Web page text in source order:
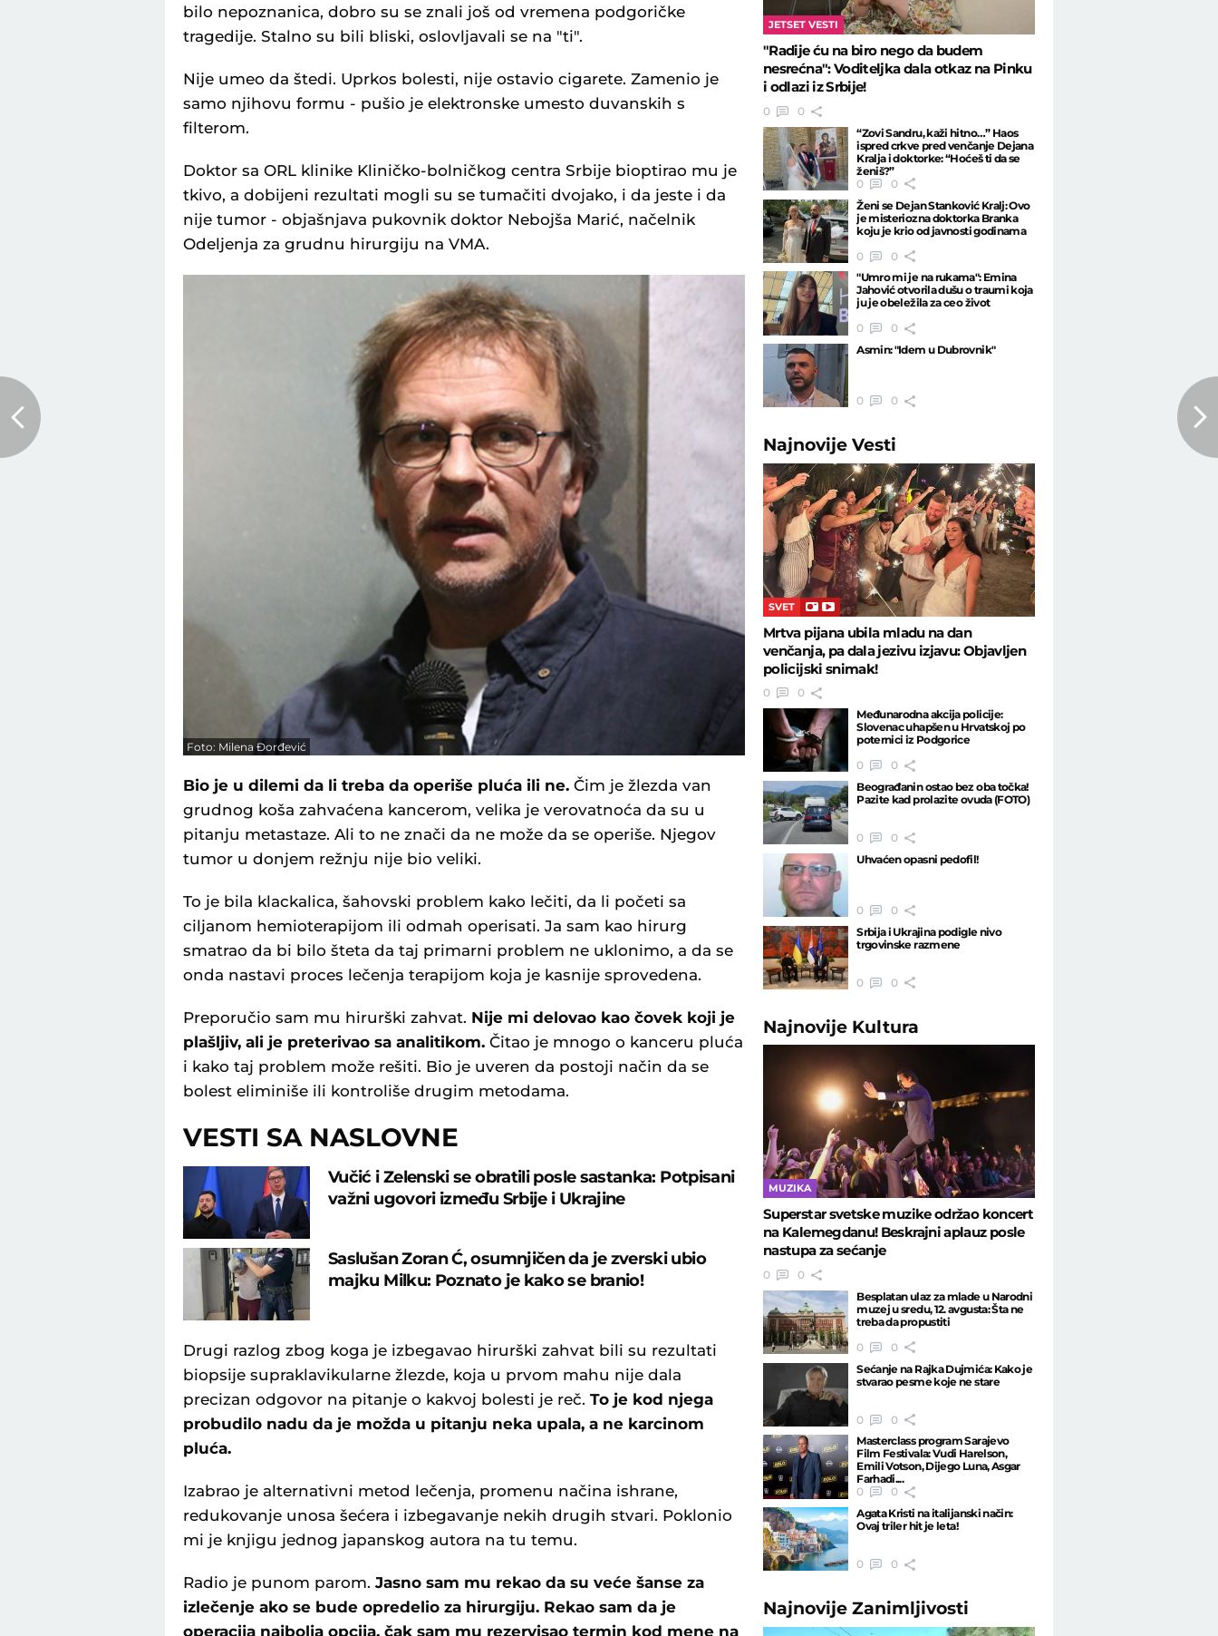
bilo nepoznanica, dobro su se znali još od vremena podgoričke
tragedije. Stalno su bili bliski, oslovljavali se na "ti".
Nije umeo da štedi. Uprkos bolesti, nije ostavio cigarete. Zamenio je
samo njihovu formu - pušio je elektronske umesto duvanskih s
filterom.
Doktor sa ORL klinike Kliničko-bolničkog centra Srbije bioptirao mu je
tkivo, a dobijeni rezultati mogli su se tumačiti dvojako, i da jeste i da
nije tumor - objašnjava pukovnik doktor Nebojša Marić, načelnik
Odeljenja za grudnu hirurgiju na VMA.
Foto: Milena Đorđević
Bio je u dilemi da li treba da operiše pluća ili ne. Čim je žlezda van
grudnog koša zahvaćena kancerom, velika je verovatnoća da su u
pitanju metastaze. Ali to ne znači da ne može da se operiše. Njegov
tumor u donjem režnju nije bio veliki.
To je bila klackalica, šahovski problem kako lečiti, da li početi sa
ciljanom hemioterapijom ili odmah operisati. Ja sam kao hirurg
smatrao da bi bilo šteta da taj primarni problem ne uklonimo, a da se
onda nastavi proces lečenja terapijom koja je kasnije sprovedena.
Preporučio sam mu hirurški zahvat. Nije mi delovao kao čovek koji je
plašljiv, ali je preterivao sa analitikom. Čitao je mnogo o kanceru pluća
i kako taj problem može rešiti. Bio je uveren da postoji način da se
bolest eliminiše ili kontroliše drugim metodama.
VESTI SA NASLOVNE
Vučić i Zelenski se obratili posle sastanka: Potpisani
važni ugovori između Srbije i Ukrajine
Saslušan Zoran Ć, osumnjičen da je zverski ubio
majku Milku: Poznato je kako se branio!
Drugi razlog zbog koga je izbegavao hirurški zahvat bili su rezultati
biopsije supraklavikularne žlezde, koja u prvom mahu nije dala
precizan odgovor na pitanje o kakvoj bolesti je reč. To je kod njega
probudilo nadu da je možda u pitanju neka upala, a ne karcinom
pluća.
Izabrao je alternativni metod lečenja, promenu načina ishrane,
redukovanje unosa šećera i izbegavanje nekih drugih stvari. Poklonio
mi je knjigu jednog japanskog autora na tu temu.
Radio je punom parom. Jasno sam mu rekao da su veće šanse za
izlečenje ako se bude opredelio za hirurgiju. Rekao sam da je
operacija najbolja opcija, čak sam mu rezervisao termin kod mene na
JETSET VESTI
"Radije ću na biro nego da budem
nesrećna": Voditeljka dala otkaz na Pinku
i odlazi iz Srbije!
0
0
“Zovi Sandru, kaži hitno…” Haos
ispred crkve pred venčanje Dejana
Kralja i doktorke: “Hoćeš ti da se
ženiš?”
0
0
Ženi se Dejan Stanković Kralj: Ovo
je misteriozna doktorka Branka
koju je krio od javnosti godinama
0
0
"Umro mi je na rukama": Emina
Jahović otvorila dušu o traumi koja
ju je obeležila za ceo život
0
0
Asmin: "Idem u Dubrovnik"
0 0
NajnovijeVesti
SVET
Mrtva pijana ubila mladu na dan
venčanja, pa dala jezivu izjavu: Objavljen
policijski snimak!
0
0
Međunarodna akcija policije:
Slovenac uhapšen u Hrvatskoj po
poternici iz Podgorice
0
0
Beograđanin ostao bez oba točka!
Pazite kad prolazite ovuda (FOTO)
0
0
Uhvaćen opasni pedofil!
0
0
Srbija i Ukrajina podigle nivo
trgovinske razmene
0 0
Najnovije Kultura
MUZIKA
Superstar svetske muzike održao koncert
na Kalemegdanu! Beskrajni aplauz posle
nastupa za sećanje
0
0
Besplatan ulaz za mlade u Narodni
muzej u sredu, 12. avgusta: Šta ne
treba da propustiti
0
0
Sećanje na Rajka Dujmića: Kako je
stvarao pesme koje ne stare
0
0
Masterclass program Sarajevo
Film Festivala: Vudi Harelson,
Emili Votson, Dijego Luna, Asgar
Farhadi....
0
0
Agata Kristi na italijanski način:
Ovaj triler hit je leta!
0 0
NajnovijeZanimljivosti